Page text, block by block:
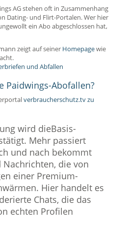
AG stehen oft in Zusammenhang
Dating- und Flirt-Portalen. Wer hier
ein Abo abgeschlossen hat,
zeigt auf seiner Homepagewie
und Abfallen
Paidwings-Abofallen?
verbraucherschutz.tv zu
wird dieBasis-
Mehr passiert
und nach bekommt
die von
einer Premium-
Hier handelt es
Chats, die das
echten Profilen